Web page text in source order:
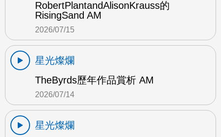
RobertPlantandAlisonKrauss的
RisingSand AM
2026/07/15
星光燦爛
TheByrds歷年作品賞析 AM
2026/07/14
星光燦爛